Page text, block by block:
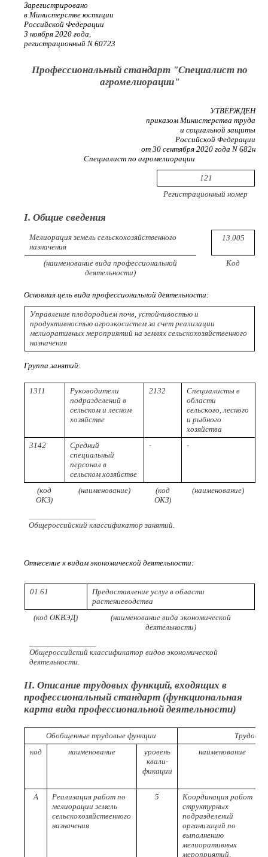
Зарегистрировано
в Министерстве юстиции
Российской Федерации
3 ноября 2020 года,
регистрационный N 60723
Профессиональный стандарт "Специалист по
агромелиорации"
УТВЕРЖДЕН
приказом Министерства труда
и социальной защиты
Российской Федерации
от 30 сентября 2020 года N 682н
Специалист по агромелиорации
121
Регистрационный номер
I. Общие сведения
Мелиорация земель сельскохозяйственного
назначения
13.005
(наименование вида профессиональной
деятельности)
Код
Основная цель вида профессиональной деятельности:
Управление плодородием почв, устойчивостью и
продуктивностью агроэкосистем за счет реализации
мелиоративных мероприятий на землях сельскохозяйственного
назначения
Группа занятий:
1311
Руководители
подразделений в
сельском и лесном
хозяйстве
2132
Специалисты в
области
сельского, лесного
и рыбного
хозяйства
3142
Средний
специальный
персонал в
сельском хозяйстве
- -
(код
ОКЗ)
(наименование)
(код
ОКЗ)
(наименование)
Общероссийский классификатор занятий.
Отнесение к видам экономической деятельности:
01.61
Предоставление услуг в области
растениеводства
(код ОКВЭД)
(наименование вида экономической
деятельности)
Общероссийский классификатор видов экономической
деятельности.
II. Описание трудовых функций, входящих в
профессиональный стандарт (функциональная
карта вида профессиональной деятельности)
Обобщенные трудовые функции
код
наименование
уровень
квали-
фикации
наименование
A
Реализация работ по
мелиорации земель
сельскохозяйственного
назначения
5
Координация работ
структурных
подразделений
организаций по
выполнению
мелиоративных
мероприятий,